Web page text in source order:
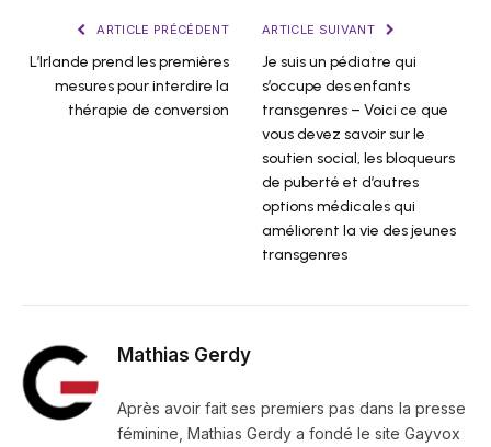
ARTICLE PRÉCÉDENT
L’Irlande prend les premières
mesures pour interdire la
thérapie de conversion
ARTICLE SUIVANT
Je suis un pédiatre qui
s’occupe des enfants
transgenres – Voici ce que
vous devez savoir sur le
soutien social, les bloqueurs
de puberté et d’autres
options médicales qui
améliorent la vie des jeunes
transgenres
Mathias Gerdy
Après avoir fait ses premiers pas dans la presse
féminine, Mathias Gerdy a fondé le site Gayvox